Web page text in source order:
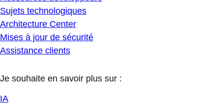
Sujets technologiques
Architecture Center
Mises à jour de sécurité
Assistance clients
Je souhaite en savoir plus sur :
IA